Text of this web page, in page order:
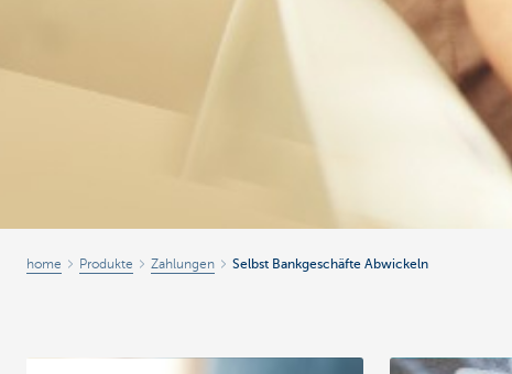
home Produkte Zahlungen Selbst Bankgeschäfte Abwickeln